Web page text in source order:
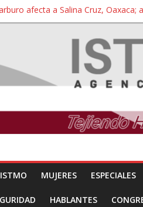
afecta a Salina Cruz,
por la Universidad Bienestar de
Leyva se reúnen con titular
Oaxaca de nuevo despojo de su
detienen la extracción ilegal de
MUJERES ESPECIALES
HABLANTES